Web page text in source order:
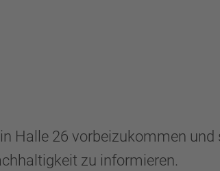
Halle 26 vorbeizukommen und
zu informieren.